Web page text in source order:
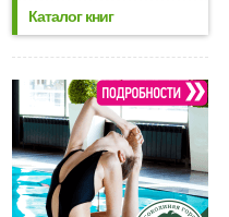
Каталог книг